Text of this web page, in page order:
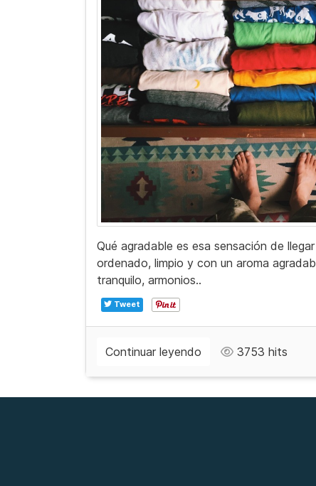
Qué agradable es esa sensación de
ordenado, limpio y con un aroma
tranquilo, armonios..
Tweet
Continuar leyendo 3753 hits